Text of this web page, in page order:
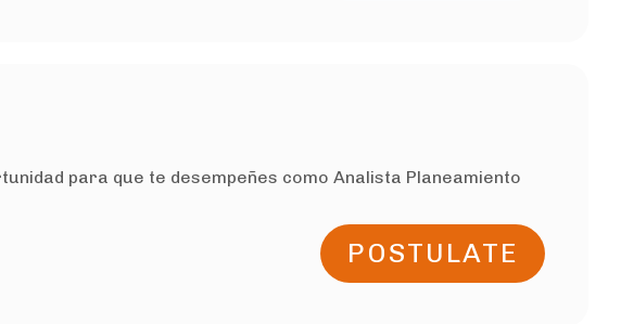
para que te desempeñes como Analista Planeamiento
POSTULATE